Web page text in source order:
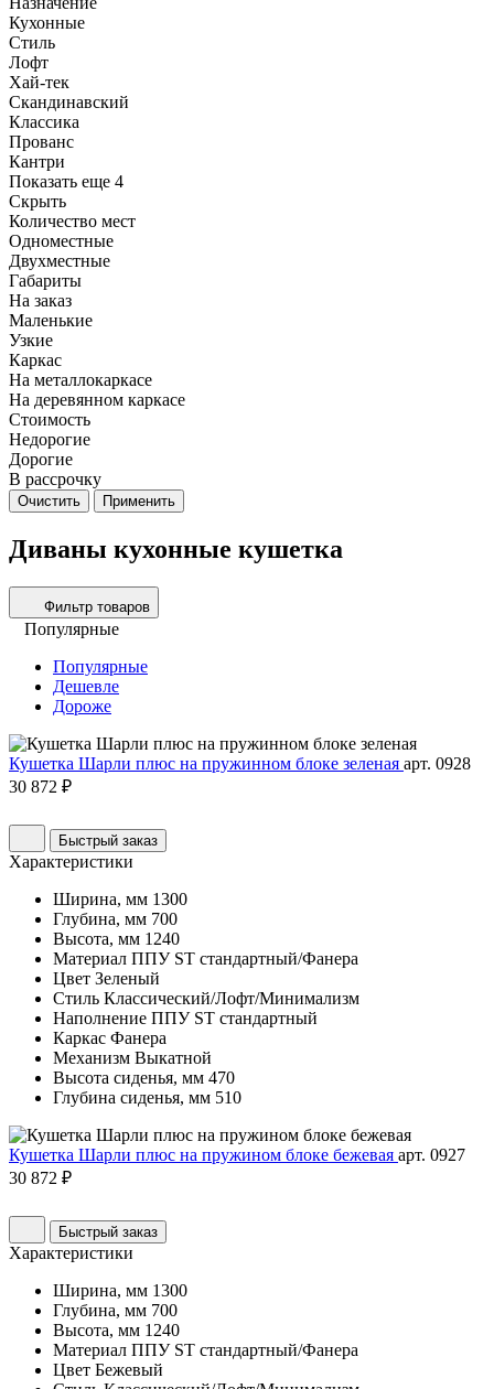
Кухонные
Стиль
Лофт
Хай-тек
Скандинавский
Классика
Прованс
Кантри
Показать еще 4
Скрыть
Количество мест
Одноместные
Двухместные
Габариты
На заказ
Маленькие
Узкие
Каркас
На металлокаркасе
На деревянном каркасе
Стоимость
Недорогие
Дорогие
В рассрочку
Очистить Применить
Диваны кухонные кушетка
Фильтр товаров
Популярные
Популярные
Дешевле
Дороже
Кушетка Шарли плюс на пружинном блоке зеленая арт. 0928
30 872 ₽
Быстрый заказ
Характеристики
Ширина, мм 1300
Глубина, мм 700
Высота, мм 1240
Материал ППУ ST стандартный/Фанера
Цвет Зеленый
Стиль Классический/Лофт/Минимализм
Наполнение ППУ ST стандартный
Каркас Фанера
Механизм Выкатной
Высота сиденья, мм 470
Глубина сиденья, мм 510
Кушетка Шарли плюс на пружином блоке бежевая арт. 0927
30 872 ₽
Быстрый заказ
Характеристики
Ширина, мм 1300
Глубина, мм 700
Высота, мм 1240
Материал ППУ ST стандартный/Фанера
Цвет Бежевый